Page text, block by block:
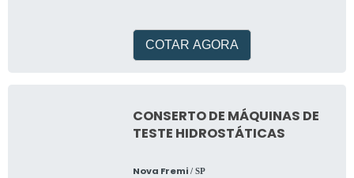
livre de contaminantes
COTAR AGORA
CONSERTO DE MÁQUINAS DE
TESTE HIDROSTÁTICAS
Nova Fremi/ SP